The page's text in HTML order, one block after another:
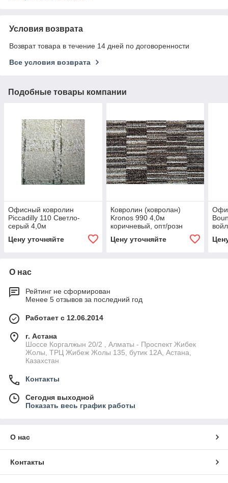
Условия возврата
Возврат товара в течение 14 дней по договоренности
Все условия возврата
Подобные товары компании
Офисный ковролин
Piccadilly 110 Светло-
серый 4,0м
Цену уточняйте
Ковролин (ковролан)
Kronos 990 4,0м
коричневый, опт/розн
Цену уточняйте
О нас
Рейтинг не сформирован
Менее 5 отзывов за последний год
Работает с 12.06.2014
г. Астана
Шоссе Коргалжын 20/2 , Алматы - Проспект Жибек
Жолы, ТРЦ Жибеж Жолы 135, бутик 12А, Астана,
Казахстан
Контакты
Сегодня выходной
Показать весь график работы
О нас
Контакты